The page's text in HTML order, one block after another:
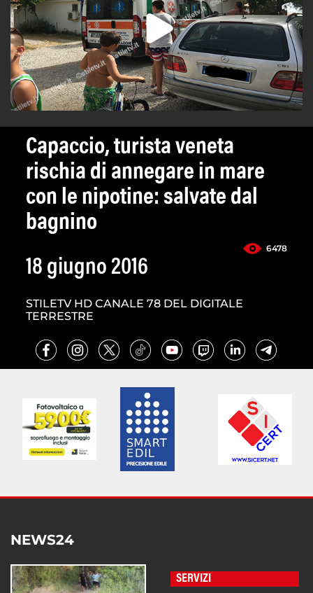
Capaccio, turista veneta
rischia di annegare in mare
con le nipotine: salvate dal
bagnino
6478
18 giugno 2016
STILETV HD CANALE 78 DEL DIGITALE
TERRESTRE
NEWS24
SERVIZI